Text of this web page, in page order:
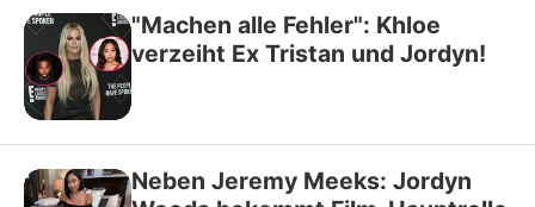
"Machen alle Fehler": Khloe
verzeiht Ex Tristan und Jordyn!
Neben Jeremy Meeks: Jordyn